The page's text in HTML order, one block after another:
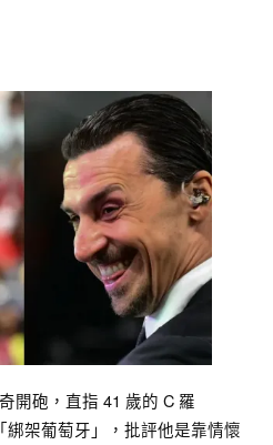
開砲，直指 41 歲的 C 羅
綁架葡萄牙」，批評他是靠情懷